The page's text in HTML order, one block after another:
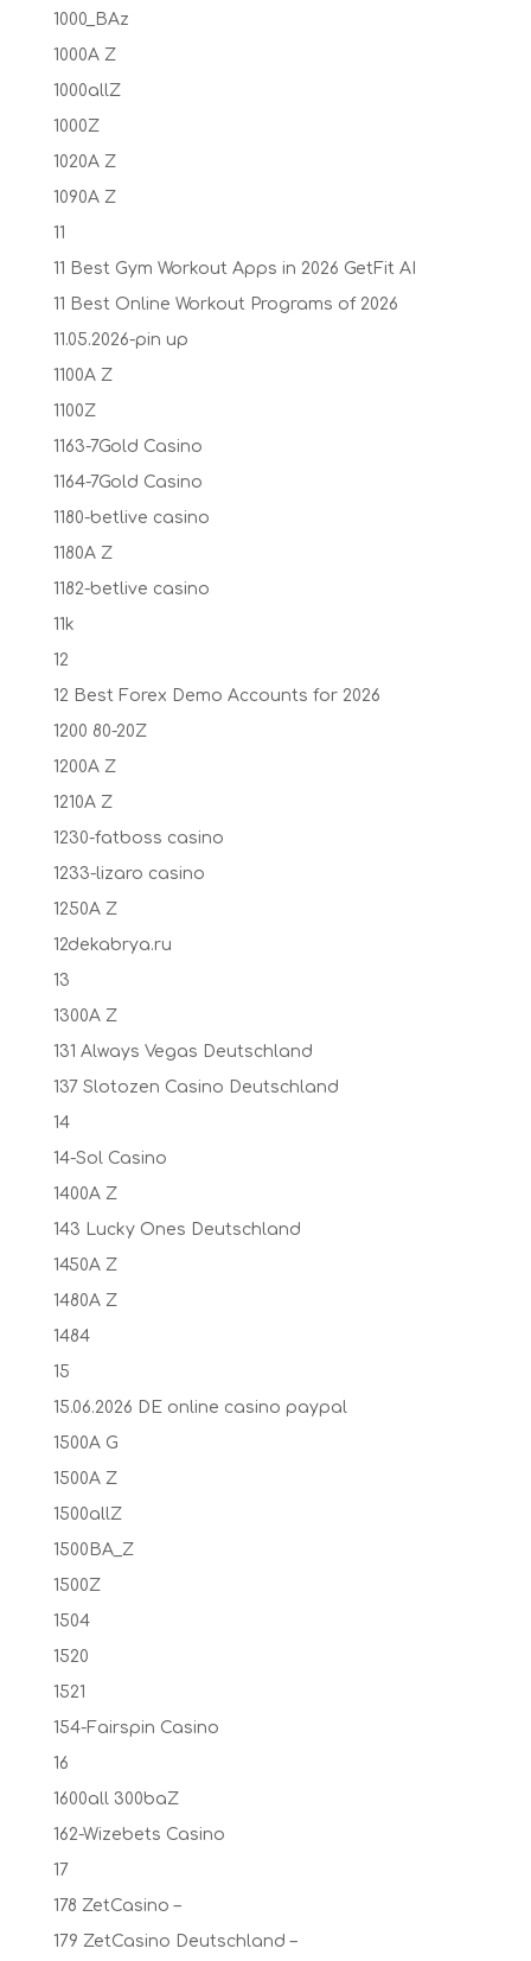
1000_BAz
1000A Z
1000allZ
1000Z
1020A Z
1090A Z
11
11 Best Gym Workout Apps in 2026 GetFit AI
11 Best Online Workout Programs of 2026
11.05.2026-pin up
1100A Z
1100Z
1163-7Gold Casino
1164-7Gold Casino
1180-betlive casino
1180A Z
1182-betlive casino
11k
12
12 Best Forex Demo Accounts for 2026
1200 80-20Z
1200A Z
1210A Z
1230-fatboss casino
1233-lizaro casino
1250A Z
12dekabrya.ru
13
1300A Z
131 Always Vegas Deutschland
137 Slotozen Casino Deutschland
14
14-Sol Casino
1400A Z
143 Lucky Ones Deutschland
1450A Z
1480A Z
1484
15
15.06.2026 DE online casino paypal
1500A G
1500A Z
1500allZ
1500BA_Z
1500Z
1504
1520
1521
154-Fairspin Casino
16
1600all 300baZ
162-Wizebets Casino
17
178 ZetCasino –
179 ZetCasino Deutschland –